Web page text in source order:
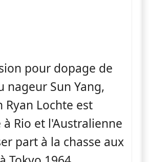
Foul Play
pour dopage de
nageur Sun Yang,
Ryan Lochte est
Rio et l'Australienne
part à la chasse aux